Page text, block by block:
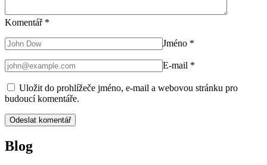
Komentář *
Jméno *
E-mail *
Uložit do prohlížeče jméno, e-mail a webovou stránku pro
budoucí komentáře.
Blog